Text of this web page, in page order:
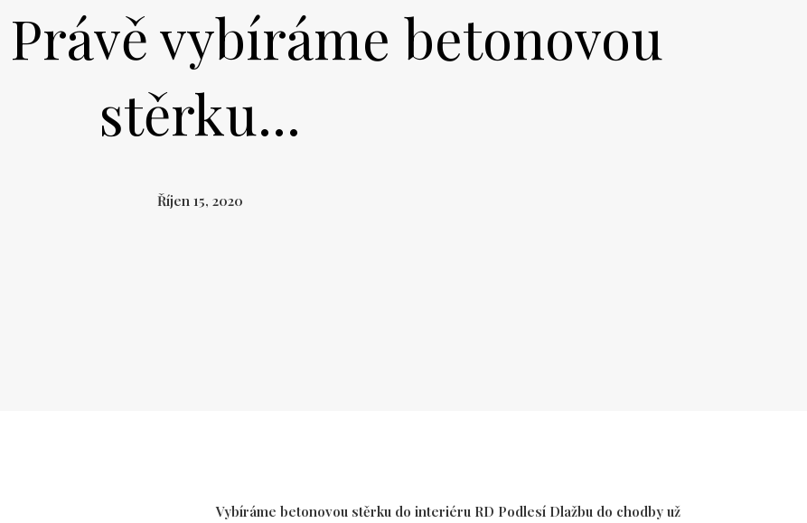
vybíráme betonovou
stěrku...
Říjen 15, 2020
Vybíráme betonovou stěrku do interiéru RD Podlesí Dlažbu do chodby už